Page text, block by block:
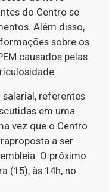
do Centro se
Além disso,
sobre os
causados pelas
referentes
em uma
vez que o Centro
a ser
O próximo
(15), às 14h, no